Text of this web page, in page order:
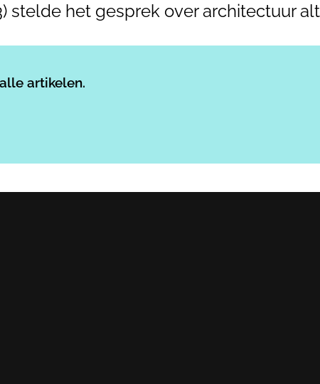
stelde het gesprek over architectuur
artikelen.